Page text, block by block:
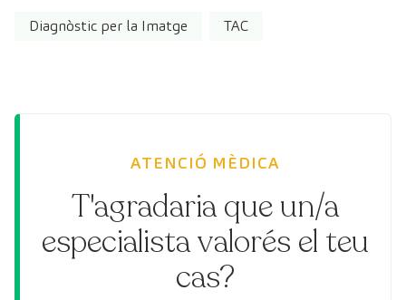
Diagnòstic per la Imatge TAC
ATENCIÓ MÈDICA
T'agradaria que un/a
especialista valorés el teu
cas?